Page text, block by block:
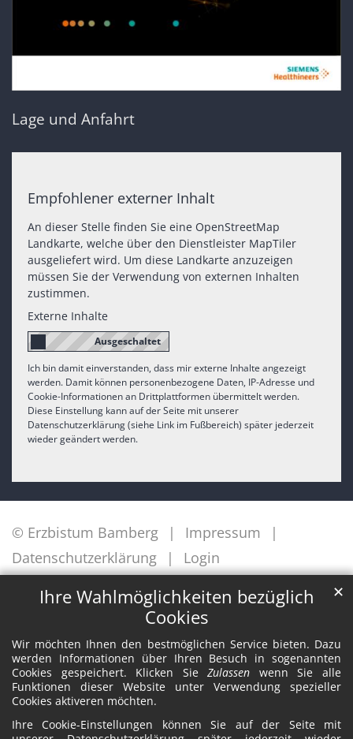
Ihre Wahlmöglichkeiten bezüglich
Cookies
Wir möchten Ihnen den bestmöglichen Service bieten. Dazu
werden Informationen über Ihren Besuch in sogenannten
Cookies gespeichert. Klicken SieZulassen wenn Sie alle
Funktionen dieser Website unter Verwendung spezieller
Cookies aktiveren möchten.
Ihre Cookie-Einstellungen können Sie auf der Seite mit
✕
Lage und Anfahrt
Empfohlener externer Inhalt
An dieser Stelle finden Sie eine OpenStreetMap
Landkarte, welche über den Dienstleister MapTiler
ausgeliefert wird. Um diese Landkarte anzuzeigen
müssen Sie der Verwendung von externen Inhalten
zustimmen.
Externe Inhalte
Ich bin damit einverstanden, dass mir externe Inhalte angezeigt
werden. Damit können personenbezogene Daten, IP-Adresse und
Cookie-Informationen an Drittplattformen übermittelt werden.
Diese Einstellung kann auf der Seite mit unserer
Datenschutzerklärung (siehe Link im Fußbereich) später jederzeit
wieder geändert werden.
© Erzbistum Bamberg
Impressum
Datenschutzerklärung
Login